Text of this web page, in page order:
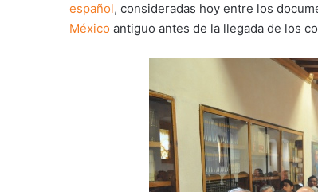
español, consideradas hoy entre los
México antiguo antes de la llegada de los